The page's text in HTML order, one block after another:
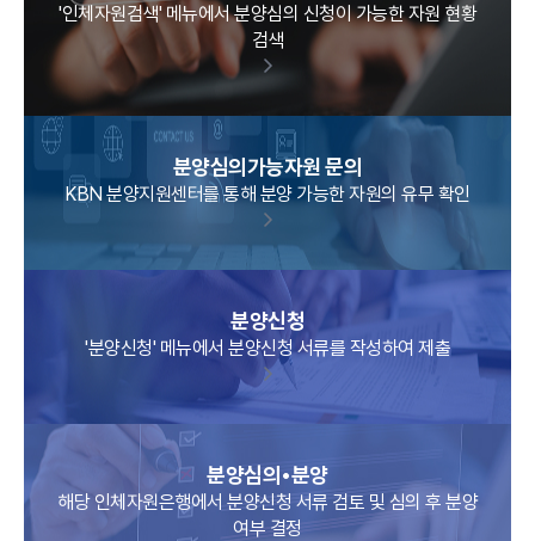
'인체자원검색' 메뉴에서 분양심의 신청이 가능한 자원 현황
검색
분양심의가능자원 문의
KBN 분양지원센터를 통해 분양 가능한 자원의 유무 확인
분양신청
'분양신청' 메뉴에서 분양신청 서류를 작성하여 제출
분양심의•분양
해당 인체자원은행에서 분양신청 서류 검토 및 심의 후 분양
여부 결정